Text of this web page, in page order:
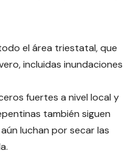
el área triestatal, que
incluidas inundaciones
fuertes a nivel local y
también siguen
luchan por secar las